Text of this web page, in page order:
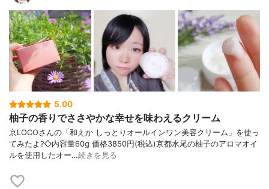
5.00
柚子の香りでささやかな幸せを味わえるクリーム
京LOCOさんの「和えか しっとりオールインワン美容クリーム」を使っ
てみたよ?◇内容量60g 価格3850円(税込)京都水尾の柚子のアロマオイ
ルを使用したオー…続きを見る